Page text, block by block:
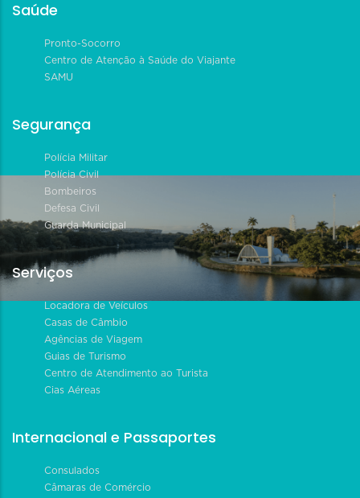
Saúde
Pronto-Socorro
Centro de Atenção à Saúde do Viajante
SAMU
Segurança
Polícia Militar
Polícia Civil
Bombeiros
Defesa Civil
Guarda Municipal
Serviços
Locadora de Veículos
Casas de Câmbio
Agências de Viagem
Guias de Turismo
Centro de Atendimento ao Turista
Cias Aéreas
Internacional e Passaportes
Consulados
Câmaras de Comércio